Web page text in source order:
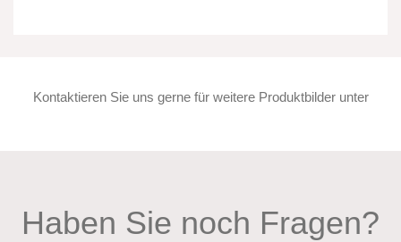
Kontaktieren Sie uns gerne für weitere Produktbilder unter
Haben Sie noch Fragen?